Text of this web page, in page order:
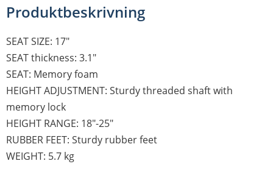
Produktbeskrivning
SEAT SIZE: 17″
SEAT thickness: 3.1″
SEAT: Memory foam
HEIGHT ADJUSTMENT: Sturdy threaded shaft with
memory lock
HEIGHT RANGE: 18″-25″
RUBBER FEET: Sturdy rubber feet
WEIGHT: 5.7 kg